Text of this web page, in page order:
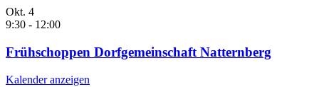
Okt. 4
9:30 - 12:00
Frühschoppen Dorfgemeinschaft Natternberg
Kalender anzeigen